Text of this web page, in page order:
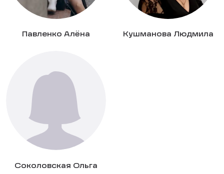
Павленко Алёна Кушманова Людмила
Соколовская Ольга